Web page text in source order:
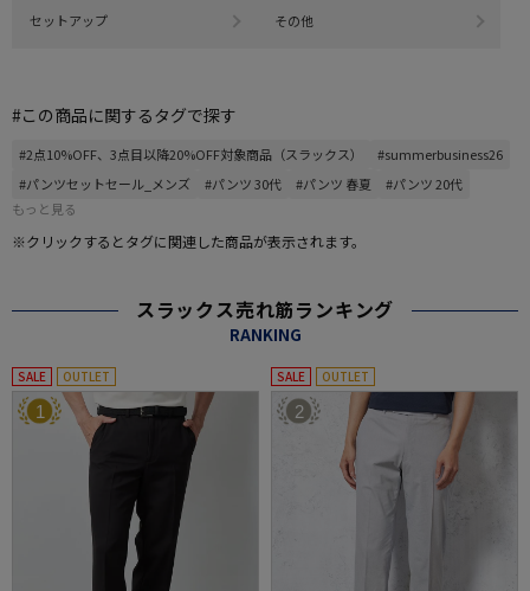
セットアップ その他
#この商品に関するタグで探す
#2点10%OFF、3点目以降20%OFF対象商品（スラックス）
#summerbusiness26
#パンツセットセール_メンズ
#パンツ 30代 #パンツ 春夏
#パンツ 20代
もっと見る
※クリックするとタグに関連した商品が表示されます。
スラックス売れ筋ランキング
RANKING
SALE OUTLET
1
SALE OUTLET
2